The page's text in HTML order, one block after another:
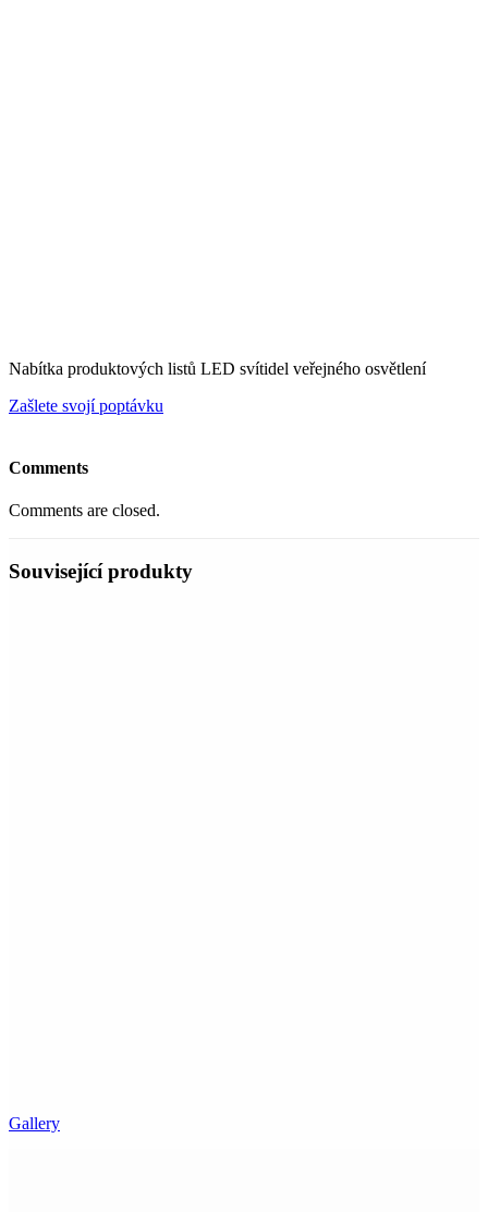
Nabítka produktových listů LED svítidel veřejného osvětlení
Zašlete svojí poptávku
Comments
Comments are closed.
Související produkty
Gallery